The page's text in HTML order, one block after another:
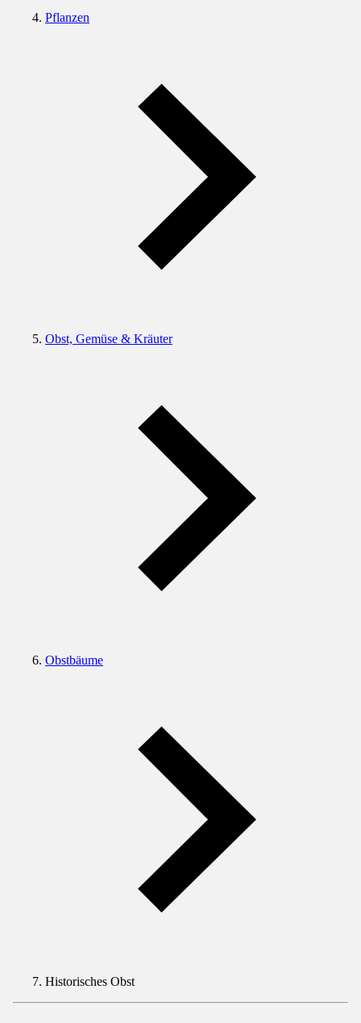
Pflanzen
Obst, Gemüse & Kräuter
Obstbäume
Historisches Obst